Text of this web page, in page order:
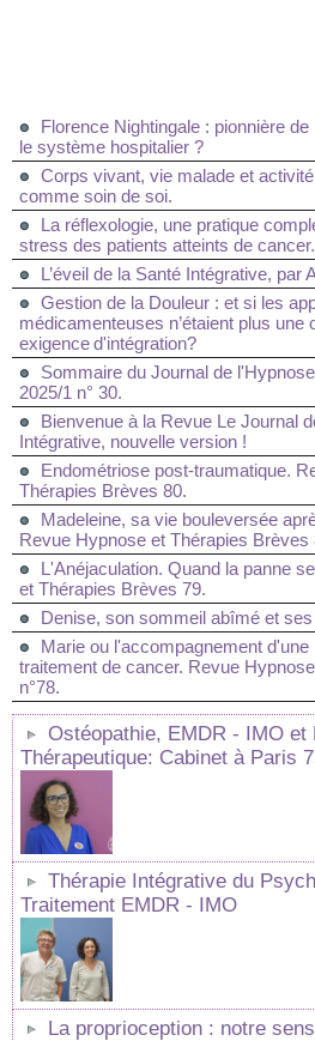
Florence Nightingale : pionnière
le système hospitalier ?
Corps vivant, vie malade et
comme soin de soi.
La réflexologie, une pratique
stress des patients atteints de cancer.
L’éveil de la Santé Intégrative, par
Gestion de la Douleur : et si les
médicamenteuses n’étaient plus une
exigence d'intégration?
Sommaire du Journal de
2025/1 n° 30.
Bienvenue à la Revue Le Journal
Intégrative, nouvelle version !
Endométriose post-traumatique.
Thérapies Brèves 80.
Madeleine, sa vie bouleversée
Revue Hypnose et Thérapies Brèves
L'Anéjaculation. Quand la panne
et Thérapies Brèves 79.
Denise, son sommeil abîmé et
Marie ou l'accompagnement d'une
traitement de cancer. Revue
n°78.
Ostéopathie, EMDR - IMO et
Thérapeutique: Cabinet à Paris
Thérapie Intégrative du
Traitement EMDR - IMO
La proprioception : notre